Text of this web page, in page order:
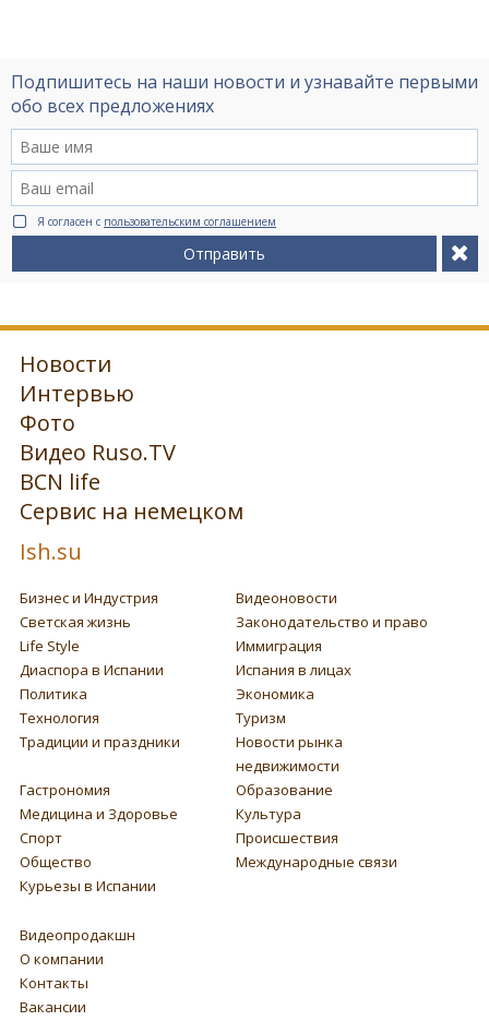
Подпишитесь на наши новости и узнавайте первыми
обо всех предложениях
Я согласен с пользовательским соглашением
Отправить
Новости
Интервью
Фото
Видео Ruso.TV
BCN life
Сервис на немецком
Ish.su
Бизнес и Индустрия
Видеоновости
Светская жизнь
Законодательство и право
Life Style
Иммиграция
Диаспора в Испании
Испания в лицах
Политика
Экономика
Технология
Туризм
Традиции и праздники
Новости рынка
недвижимости
Гастрономия
Образование
Медицина и Здоровье
Культура
Спорт
Происшествия
Общество
Международные связи
Курьезы в Испании
Видеопродакшн
О компании
Контакты
Вакансии